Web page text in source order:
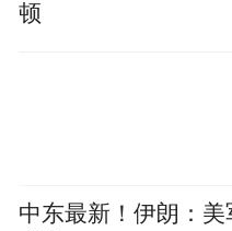
顿
中东最新！伊朗：美